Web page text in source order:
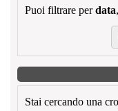
Puoi filtrare perdata,
Stai cercando una